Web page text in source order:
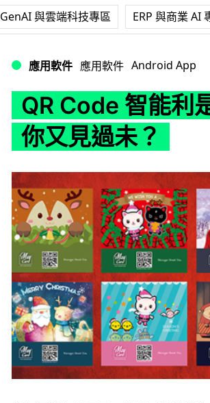
GenAI 與雲端科技專區 ERP 與商業 AI
應用軟件 應用軟件 Android App
QR Code 智能利
你又見過未？